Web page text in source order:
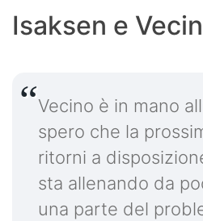
Isaksen e
Vecino è in mano
spero che la
ritorni a
sta allenando da
una parte del